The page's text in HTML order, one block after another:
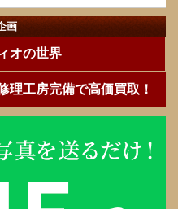
画
オの世界
理工房完備で高価買取！